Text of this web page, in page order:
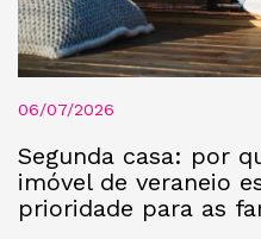
06/07/2026
Segunda casa: por
imóvel de veraneio
prioridade para as